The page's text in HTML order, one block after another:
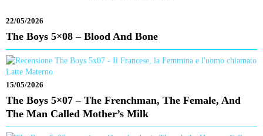
22/05/2026
The Boys 5×08 – Blood And Bone
15/05/2026
The Boys 5×07 – The Frenchman, The Female, And
The Man Called Mother’s Milk